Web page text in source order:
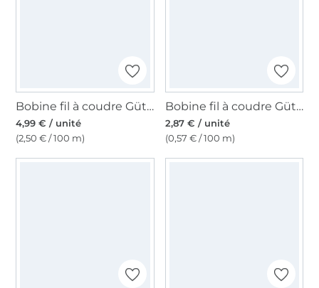
Bobine fil à coudre Gütermann 200m polyester, (474) rose foncé
4,99 € / unité
(2,50 € / 100 m)
Bobine fil à coudre Gütermann 500m polyester Toldi, (701) gris foncé
2,87 € / unité
(0,57 € / 100 m)